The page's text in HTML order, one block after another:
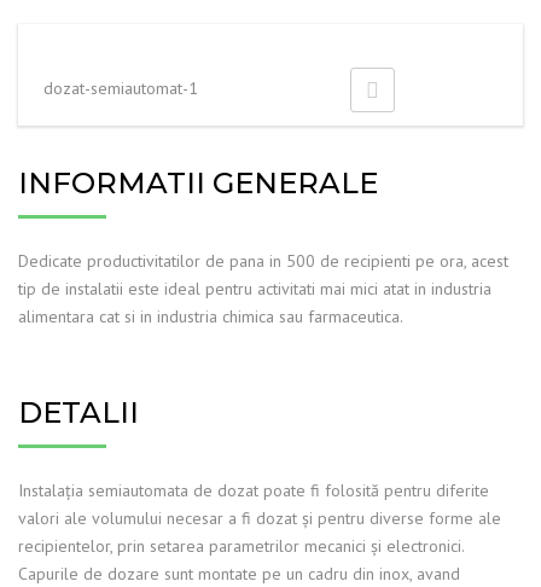
dozat-semiautomat-1
INFORMATII GENERALE
Dedicate productivitatilor de pana in 500 de recipienti pe ora, acest
tip de instalatii este ideal pentru activitati mai mici atat in industria
alimentara cat si in industria chimica sau farmaceutica.
DETALII
Instalaţia semiautomata de dozat poate fi folosită pentru diferite
valori ale volumului necesar a fi dozat şi pentru diverse forme ale
recipientelor, prin setarea parametrilor mecanici şi electronici.
Capurile de dozare sunt montate pe un cadru din inox, avand